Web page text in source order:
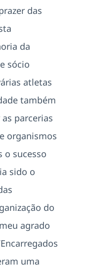
das
da
sócio
atletas
também
parcerias
organismos
o sucesso
sido o
do
agrado
uma